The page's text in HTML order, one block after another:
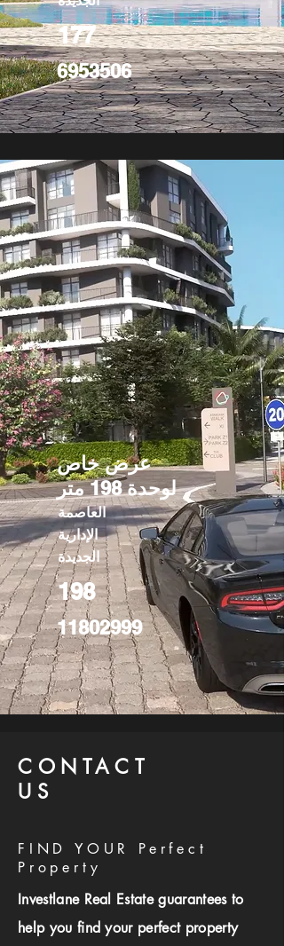
177
6953506
عرض خاص
لوحدة 198 متر
العاصمة
الإدارية
الجديدة
198
11802999
CONTACT
US
FIND YOUR Perfect
Property
Investlane Real Estate guarantees to
help you find your perfect property